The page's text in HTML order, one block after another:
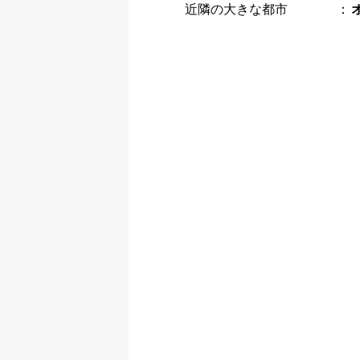
近隣の大きな都市 ：